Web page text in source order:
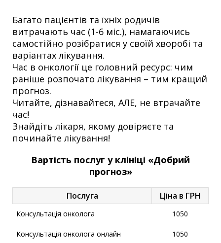
Багато пацієнтів та їхніх родичів
витрачають час (1-6 міс.), намагаючись
самостійно розібратися у своїй хворобі та
варіантах лікування.
Час в онкології це головний ресурс: чим
раніше розпочато лікування – тим кращий
прогноз.
Читайте, дізнавайтеся, АЛЕ, не втрачайте
час!
Знайдіть лікаря, якому довіряєте та
починайте лікування!
Вартість послуг у клініці «Добрий
прогноз»
Послуга Ціна в ГРН
Консультація онколога 1050
Консультація онколога онлайн 1050